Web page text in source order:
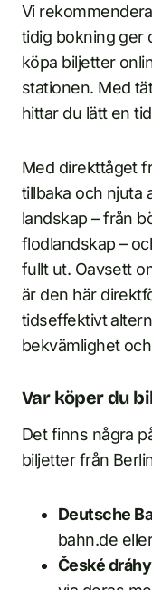
Vi
tidig bokning ger
köpa biljetter
stationen. Med
hittar du lätt en
Med direkttåget
tillbaka och njuta
landskap – från
flodlandskap –
fullt ut. Oavsett
är den här
tidseffektivt
bekvämlighet
Var köper du
Det finns några
biljetter från
Deutsche
bahn.de
České